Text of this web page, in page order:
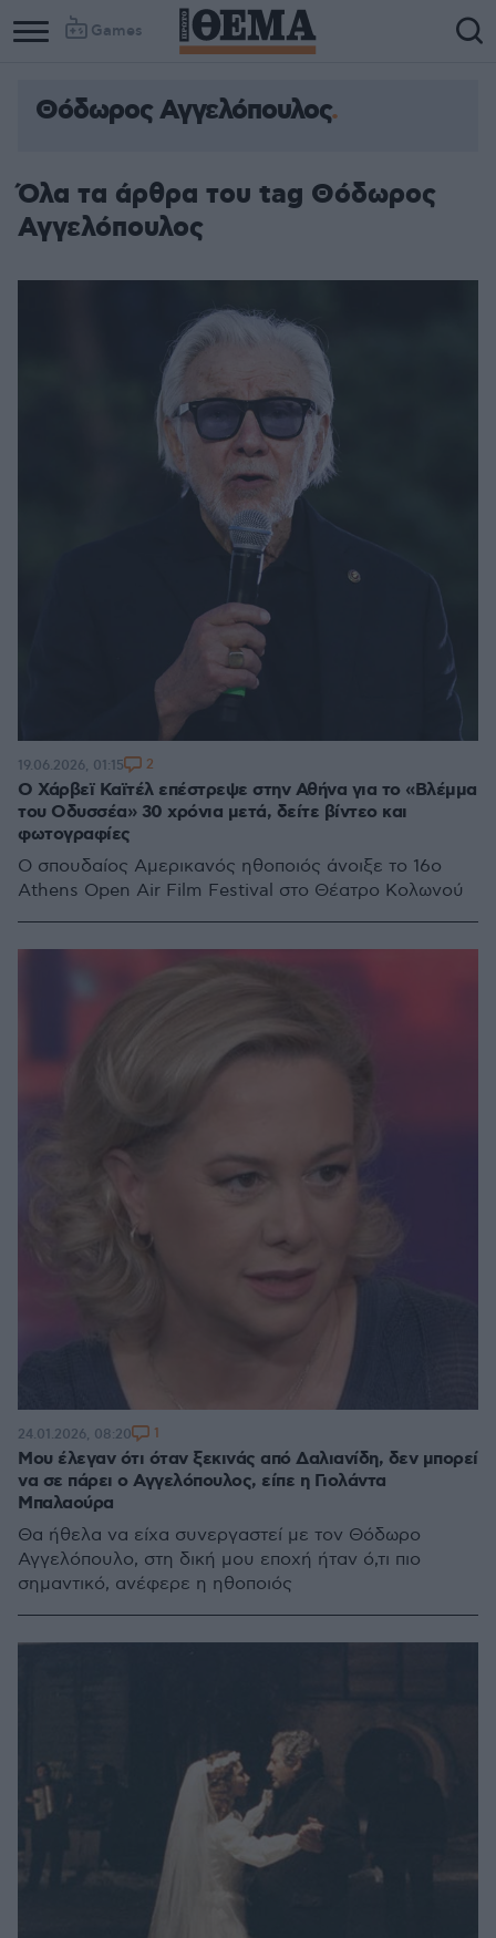
Games
Θόδωρος Αγγελόπουλος
Όλα τα άρθρα του tag Θόδωρος
Αγγελόπουλος
Ο Χάρβεϊ Καϊτέλ επέστρεψε στην Αθήνα για το «Βλέμμα
του Οδυσσέα» 30 χρόνια μετά, δείτε βίντεο και
φωτογραφίες
Ο σπουδαίος Αμερικανός ηθοποιός άνοιξε το 16ο
Athens Open Air Film Festival στο Θέατρο Κολωνού
19.06.2026, 01:15 2
Μου έλεγαν ότι όταν ξεκινάς από Δαλιανίδη, δεν μπορεί
να σε πάρει ο Αγγελόπουλος, είπε η Γιολάντα
Μπαλαούρα
Θα ήθελα να είχα συνεργαστεί με τον Θόδωρο
Αγγελόπουλο, στη δική μου εποχή ήταν ό,τι πιο
σημαντικό, ανέφερε η ηθοποιός
24.01.2026, 08:20 1